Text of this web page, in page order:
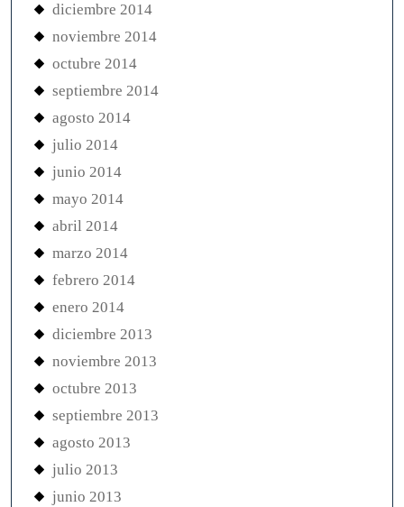
diciembre 2014
noviembre 2014
octubre 2014
septiembre 2014
agosto 2014
julio 2014
junio 2014
mayo 2014
abril 2014
marzo 2014
febrero 2014
enero 2014
diciembre 2013
noviembre 2013
octubre 2013
septiembre 2013
agosto 2013
julio 2013
junio 2013